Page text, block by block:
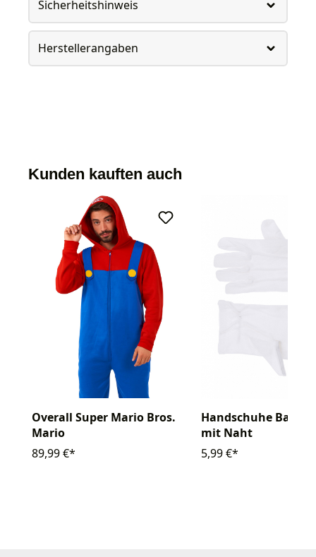
Sicherheitshinweis
Herstellerangaben
Kunden kauften auch
Overall Super Mario Bros.
Mario
89,99 €*
Handschuhe
mit Naht
5,99 €*